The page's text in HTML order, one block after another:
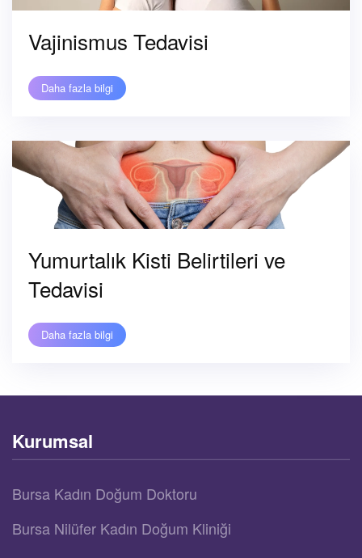
Vajinismus Tedavisi
Daha fazla bilgi
Yumurtalık Kisti Belirtileri ve
Tedavisi
Daha fazla bilgi
Kurumsal
Bursa Kadın Doğum Doktoru
Bursa Nilüfer Kadın Doğum Kliniği